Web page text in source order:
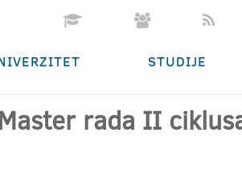
STUDIJE
rada II